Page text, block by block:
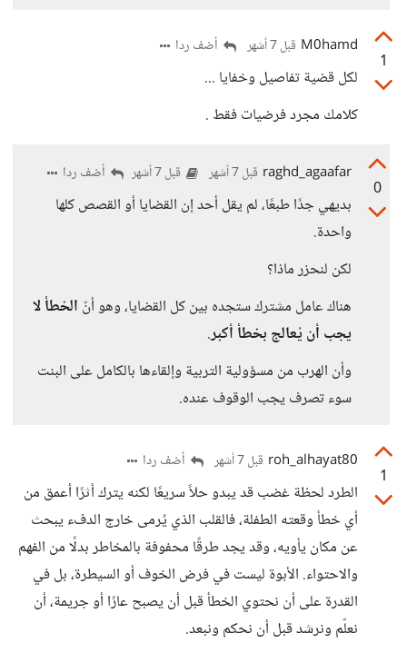
1
M0hamd قبل 7 أشهر أضف ردا
لكل قضية تفاصيل وخفايا ...
كلامك مجرد فرضيات فقط .
0
raghd_agaafar قبل 7 أشهر قبل 7 أشهر أضف ردا
بديهي جدًا طبعًا، لم يقل أحد إن القضايا أو القصص كلها
واحدة.
لكن لنحزر ماذا؟
هناك عامل مشترك ستجده بين كل القضايا، وهو أنّ الخطأ لا
يجب أن يُعالج بخطأ أكبر.
وأن الهرب من مسؤولية التربية وإلقاءها بالكامل على البنت
سوء تصرف يجب الوقوف عنده.
1
roh_alhayat80 قبل 7 أشهر أضف ردا
الطرد لحظة غضب قد يبدو حلاً سريعًا لكنه يترك أثرًا أعمق من
أي خطأ وقعته الطفلة، فالقلب الذي يُرمى خارج الدفء يبحث
عن مكان يأويه، وقد يجد طرقًا محفوفة بالمخاطر بدلًا من الفهم
والاحتواء. الأبوة ليست في فرض الخوف أو السيطرة، بل في
القدرة على أن نحتوي الخطأ قبل أن يصبح عارًا أو جريمة، أن
نعلّم ونرشد قبل أن نحكم ونبعد.